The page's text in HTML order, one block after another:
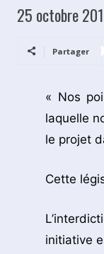
25 octobre
Partager
« Nos
laquelle
le projet
Cette
initiative